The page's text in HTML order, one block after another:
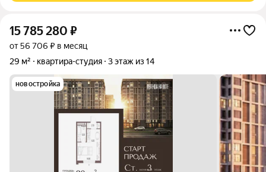
15 785 280 ₽
от 56 706 ₽ в месяц
29 м²
квартира-студия 3 этаж из 14
новостройка